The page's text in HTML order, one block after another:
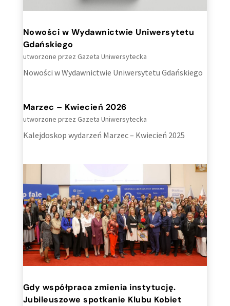
Nowości w Wydawnictwie Uniwersytetu
Gdańskiego
utworzone przez Gazeta Uniwersytecka
Nowości w Wydawnictwie Uniwersytetu Gdańskiego
Marzec – Kwiecień 2026
utworzone przez Gazeta Uniwersytecka
Kalejdoskop wydarzeń Marzec – Kwiecień 2025
Gdy współpraca zmienia instytucję.
Jubileuszowe spotkanie Klubu Kobiet